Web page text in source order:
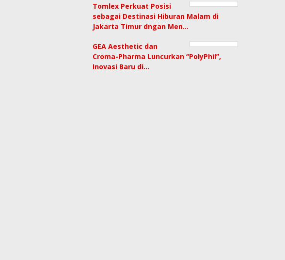
Tomlex Perkuat Posisi
sebagai Destinasi Hiburan Malam di
Jakarta Timur dngan Men…
GEA Aesthetic dan
Croma-Pharma Luncurkan “PolyPhil”,
Inovasi Baru di…